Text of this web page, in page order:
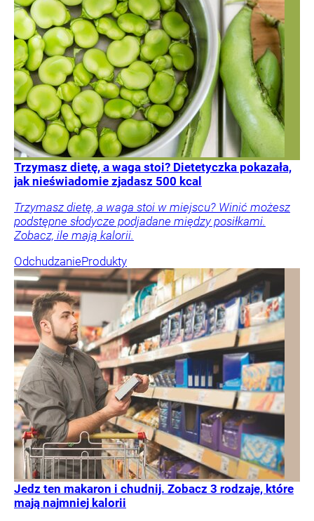
Trzymasz dietę, a waga stoi? Dietetyczka pokazała,
jak nieświadomie zjadasz 500 kcal
Trzymasz dietę, a waga stoi w miejscu? Winić możesz
podstępne słodycze podjadane między posiłkami.
Zobacz, ile mają kalorii.
OdchudzanieProdukty
Jedz ten makaron i chudnij. Zobacz 3 rodzaje, które
mają najmniej kalorii